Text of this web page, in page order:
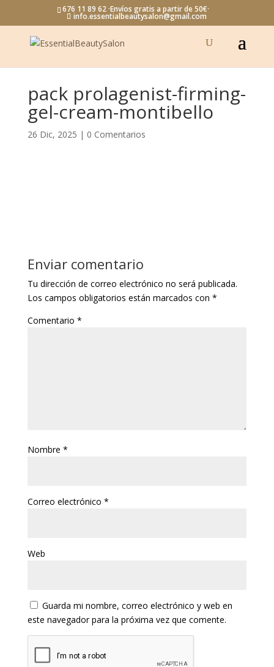
676 11 89 62 ·Envíos gratis a partir de 50€·
info.essentialbeautysalon@gmail.com
pack prolagenist-firming-
gel-cream-montibello
26 Dic, 2025 | 0 Comentarios
Enviar comentario
Tu dirección de correo electrónico no será publicada.
Los campos obligatorios están marcados con *
Comentario *
Nombre *
Correo electrónico *
Web
Guarda mi nombre, correo electrónico y web en
este navegador para la próxima vez que comente.